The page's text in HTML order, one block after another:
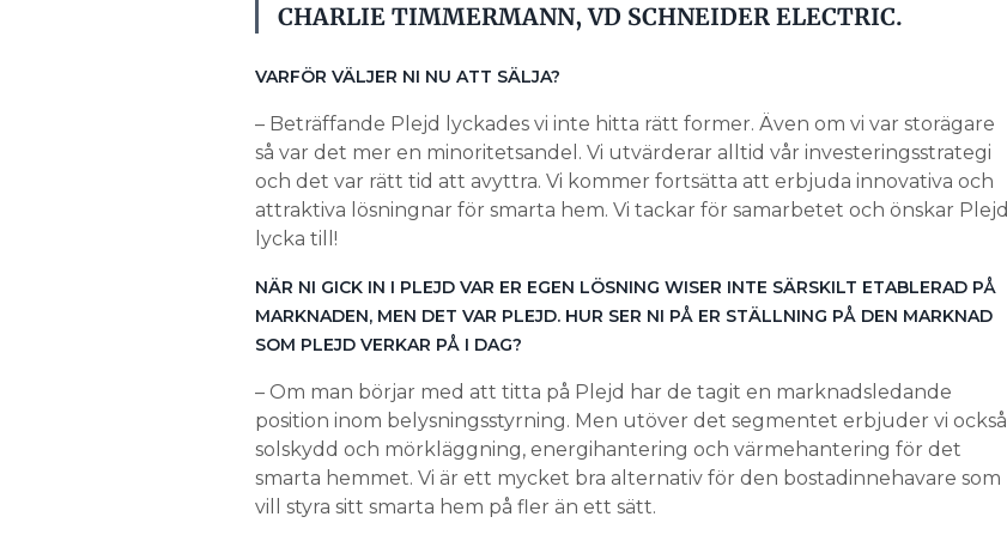
CHARLIE TIMMERMANN, VD SCHNEIDER ELECTRIC.
VARFÖR VÄLJER NI NU ATT SÄLJA?
– Beträffande Plejd lyckades vi inte hitta rätt former. Även om vi var storägare
så var det mer en minoritetsandel. Vi utvärderar alltid vår investeringsstrategi
och det var rätt tid att avyttra. Vi kommer fortsätta att erbjuda innovativa och
attraktiva lösningnar för smarta hem. Vi tackar för samarbetet och önskar Plejd
lycka till!
NÄR NI GICK IN I PLEJD VAR ER EGEN LÖSNING WISER INTE SÄRSKILT ETABLERAD PÅ
MARKNADEN, MEN DET VAR PLEJD. HUR SER NI PÅ ER STÄLLNING PÅ DEN MARKNAD
SOM PLEJD VERKAR PÅ I DAG?
– Om man börjar med att titta på Plejd har de tagit en marknadsledande
position inom belysningsstyrning. Men utöver det segmentet erbjuder vi också
solskydd och mörkläggning, energihantering och värmehantering för det
smarta hemmet. Vi är ett mycket bra alternativ för den bostadinnehavare som
vill styra sitt smarta hem på fler än ett sätt.